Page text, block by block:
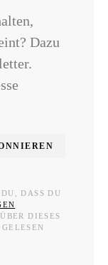
Dazu
DASS DU
DIESES